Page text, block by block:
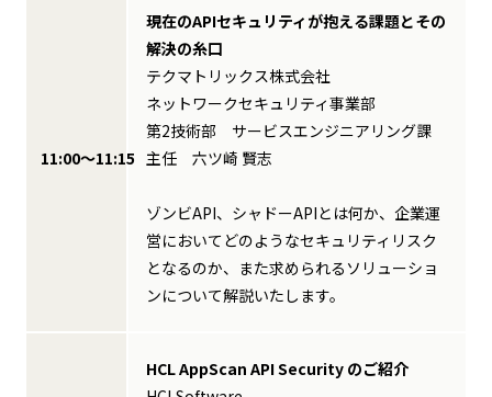
11:00～11:15
現在のAPIセキュリティが抱える課題とその
解決の糸口
テクマトリックス株式会社
ネットワークセキュリティ事業部
第2技術部 サービスエンジニアリング課
主任 六ツ崎 賢志
ゾンビAPI、シャドーAPIとは何か、企業運
営においてどのようなセキュリティリスク
となるのか、また求められるソリューショ
ンについて解説いたします。
HCL AppScan API Security のご紹介